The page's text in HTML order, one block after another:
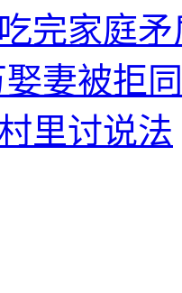
完家庭
妻被拒
里讨说法